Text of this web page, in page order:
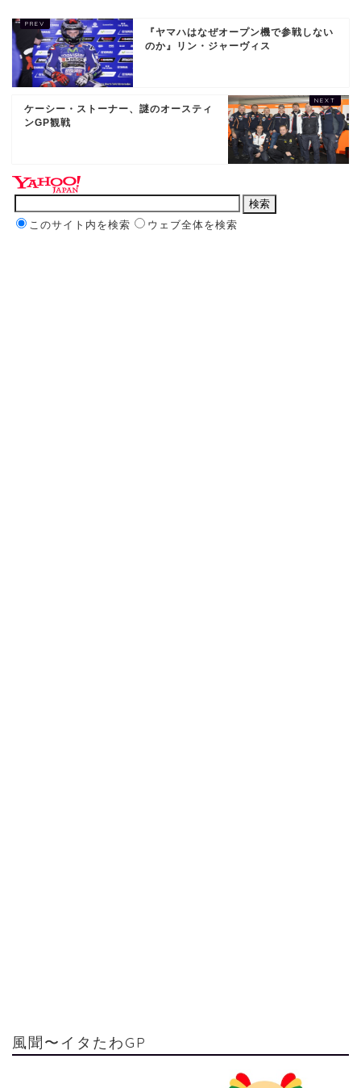
『ヤマハはなぜオープン機で参戦しない
のか』リン・ジャーヴィス
ケーシー・ストーナー、謎のオースティ
ンGP観戦
このサイト内を検索 ウェブ全体を検索
風聞〜イタたわGP